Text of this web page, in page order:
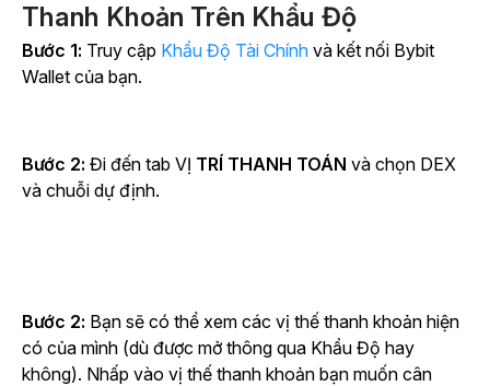
Thanh Khoản Trên Khẩu Độ
Bước 1: Truy cập Khẩu Độ Tài Chính và kết nối Bybit
Wallet của bạn.
Bước 2: Đi đến tab VỊ TRÍ THANH TOÁN và chọn DEX
và chuỗi dự định.
Bước 2: Bạn sẽ có thể xem các vị thế thanh khoản hiện
có của mình (dù được mở thông qua Khẩu Độ hay
không). Nhấp vào vị thế thanh khoản bạn muốn cân